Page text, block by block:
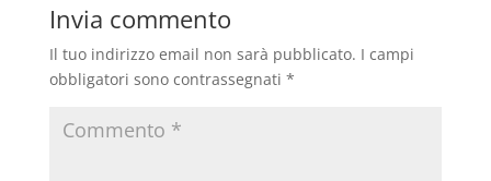
Invia commento
Il tuo indirizzo email non sarà pubblicato. I campi
obbligatori sono contrassegnati *